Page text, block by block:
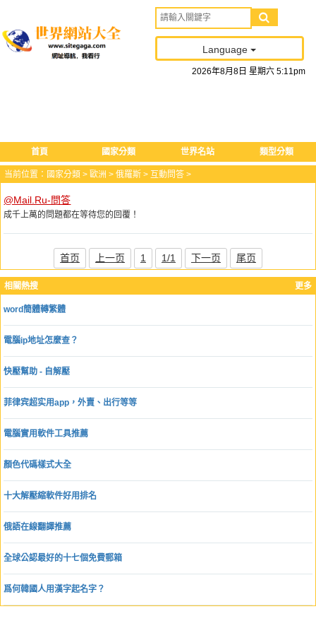
Language
2026年8月 8 日 星期六 5:11pm
首頁 國家分類 世界名站 類型分類
更多
相關熱搜
word簡體轉繁體
電腦ip地址怎麼查？
快壓幫助 - 自解壓
菲律宾超实用app，外賣、出行等等
電腦實用軟件工具推薦
顏色代碼樣式大全
十大解壓縮軟件好用排名
俄語在線翻譯推薦
全球公認最好的十七個免費郵箱
爲何韓國人用漢字起名字？
当前位置： 國家分類 > 歐洲 > 俄羅斯 > 互動問答 >
@Mail.Ru-問答
成千上萬的問題都在等待您的回覆！
首页 上一页 1 1/1 下一页 尾页